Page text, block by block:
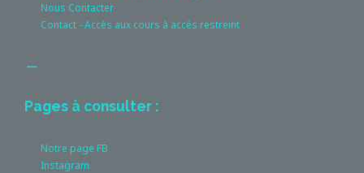
Nous Contacter
Contact - Accès aux cours à accès restreint
Pages à consulter :
Notre page FB
Instagram